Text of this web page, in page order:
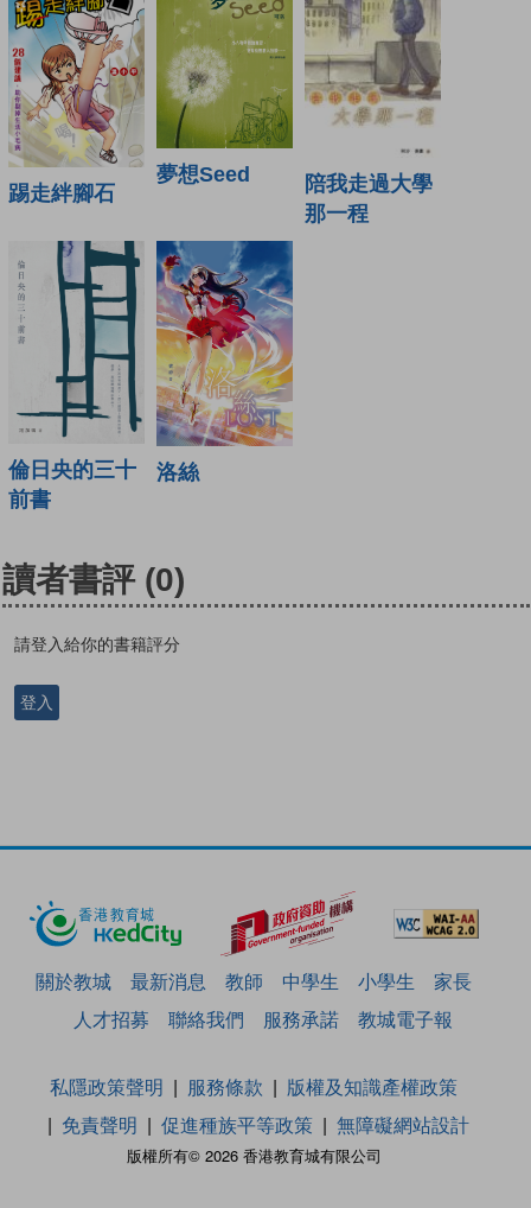
踢走絆腳石
夢想Seed
陪我走過大學
那一程
倫日央的三十
前書
洛絲
讀者書評 (0)
請登入給你的書籍評分
登入
關於教城 最新消息 教師 中學生 小學生
家長
人才招募
聯絡我們 服務承諾 教城電子報
版權所有© 2026 香港教育城有限公司
私隱政策聲明 服務條款
版權及知識產權政策
免責聲明
促進種族平等政策 無障礙網站設計